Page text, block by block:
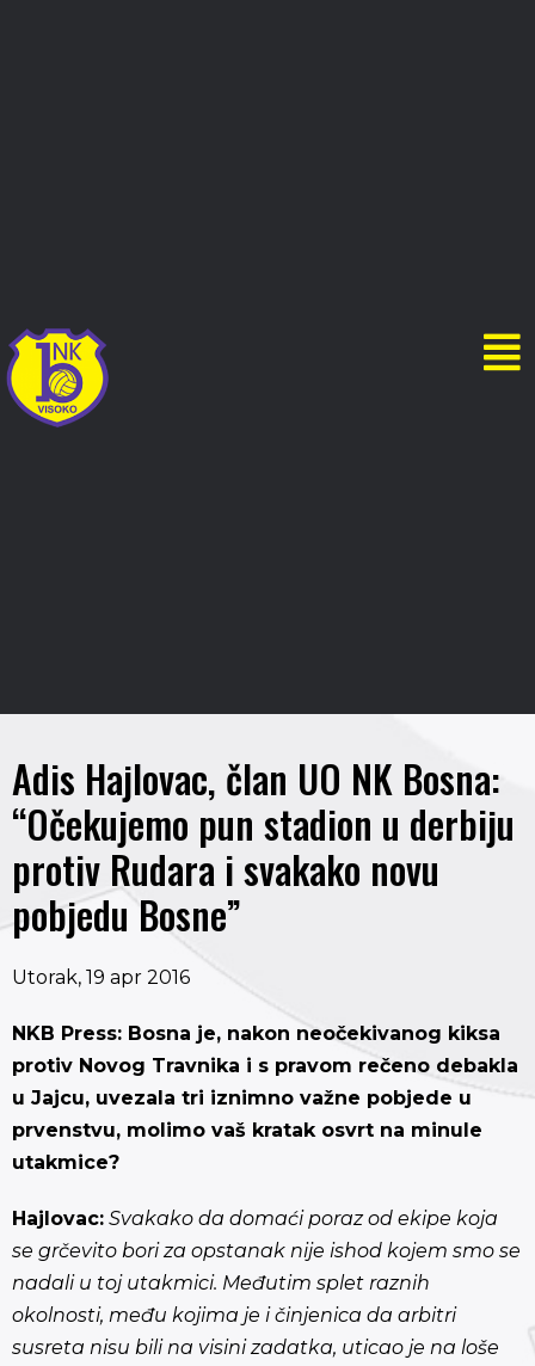
Adis Hajlovac, član UO NK Bosna:
“Očekujemo pun stadion u derbiju
protiv Rudara i svakako novu
pobjedu Bosne”
Utorak, 19 apr 2016
NKB Press: Bosna je, nakon neočekivanog kiksa
protiv Novog Travnika i s pravom rečeno debakla
u Jajcu, uvezala tri iznimno važne pobjede u
prvenstvu, molimo vaš kratak osvrt na minule
utakmice?
Hajlovac: Svakako da domaći poraz od ekipe koja
se grčevito bori za opstanak nije ishod kojem smo se
nadali u toj utakmici. Međutim splet raznih
okolnosti, među kojima je i činjenica da arbitri
susreta nisu bili na visini zadatka, uticao je na loše